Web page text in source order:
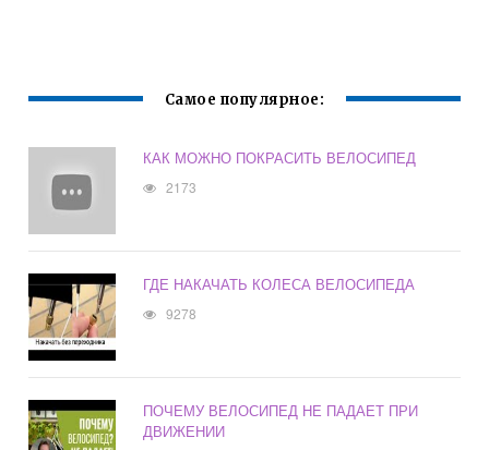
Самое популярное:
КАК МОЖНО ПОКРАСИТЬ ВЕЛОСИПЕД
2173
ГДЕ НАКАЧАТЬ КОЛЕСА ВЕЛОСИПЕДА
9278
ПОЧЕМУ ВЕЛОСИПЕД НЕ ПАДАЕТ ПРИ
ДВИЖЕНИИ